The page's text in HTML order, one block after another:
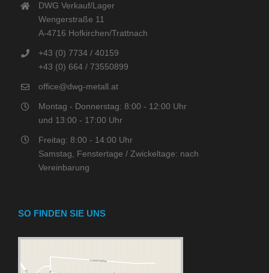
DWG Verkauf/Lager
Wengerstraße 11
A-4716 Hofkirchen/Trattnach
+43 (0) 7734 / 40159
+43 (0) 664 / 73550899
office@dwg-metall.at
Montag - Donnerstag: 8:00 - 12:00 Uhr
und 13:00 - 17:00 Uhr
Freitag: 8:00 - 14:00 Uhr
Samstag, Fenstertage / Zwickeltage: nach
Vereinbarung
SO FINDEN SIE UNS